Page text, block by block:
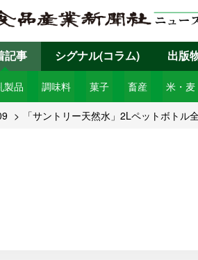
記事
製品 調味料 菓子 畜産 米・麦
シグナル(コラム) 出版
「サントリー天然水」2Lペットボト